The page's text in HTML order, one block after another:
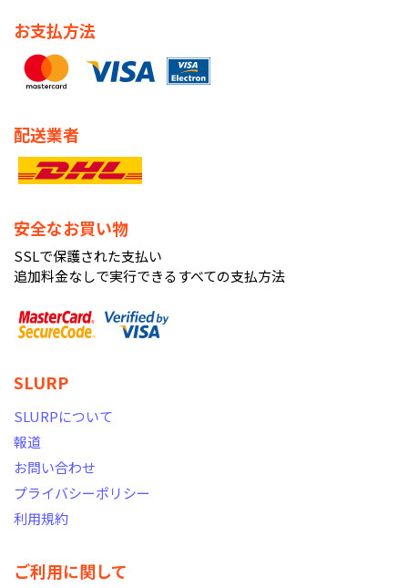
お支払方法
配送業者
安全なお買い物
SSLで保護された支払い
追加料金なしで実行できるすべての支払方法
SLURP
SLURPについて
報道
お問い合わせ
プライバシーポリシー
利用規約
ご利用に関して